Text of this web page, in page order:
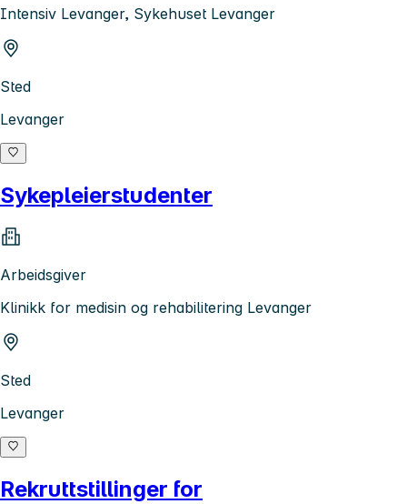
Intensiv Levanger, Sykehuset Levanger
Sted
Levanger
Sykepleierstudenter
Arbeidsgiver
Klinikk for medisin og rehabilitering Levanger
Sted
Levanger
Rekruttstillinger for